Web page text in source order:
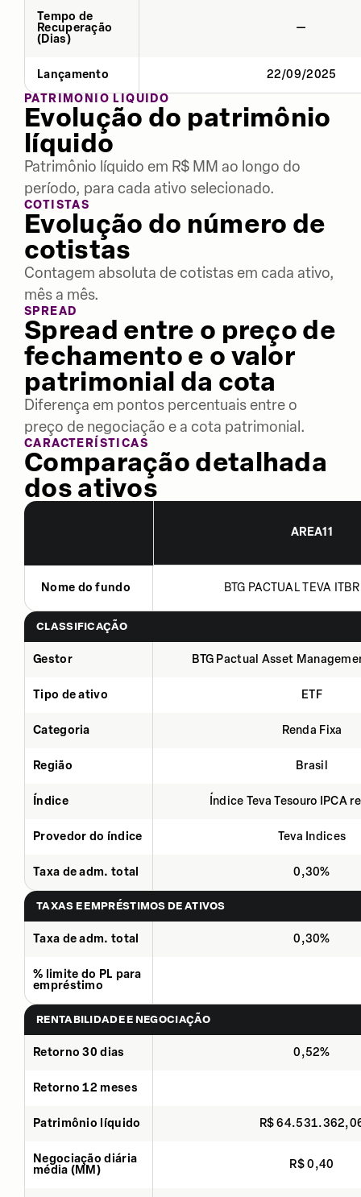
Tempo de
Recuperação
(Dias)
—
Lançamento
22/09/2025
PATRIMÔNIO LÍQUIDO
Evolução do patrimônio
líquido
Patrimônio líquido em R$ MM ao longo do
período, para cada ativo selecionado.
COTISTAS
Evolução do número de
cotistas
Contagem absoluta de cotistas em cada ativo,
mês a mês.
SPREAD
Spread entre o preço de
fechamento e o valor
patrimonial da cota
Diferença em pontos percentuais entre o
preço de negociação e a cota patrimonial.
CARACTERÍSTICAS
Comparação detalhada
dos ativos
AREA11
Nome do fundo BTG PACTUAL TEVA
CLASSIFICAÇÃO
Gestor BTG Pactual Asset
Tipo de ativo ETF
Categoria Renda Fixa
Região Brasil
Índice Índice Teva Tesouro IPCA
Provedor do índice Teva Indices
Taxa de adm. total 0,30%
TAXAS E EMPRÉSTIMOS DE ATIVOS
Taxa de adm. total 0,30%
% limite do PL para
empréstimo
RENTABILIDADE E NEGOCIAÇÃO
Retorno 30 dias 0,52%
Retorno 12 meses
Patrimônio líquido R$
Negociação diária
média (MM)
R$ 0,40